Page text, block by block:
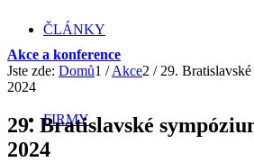
ČLÁNKY
FIRMY
Akce a konference
Jste zde: Domů1 / Akce2 / 29.
2024
29. Bratislavské
2024